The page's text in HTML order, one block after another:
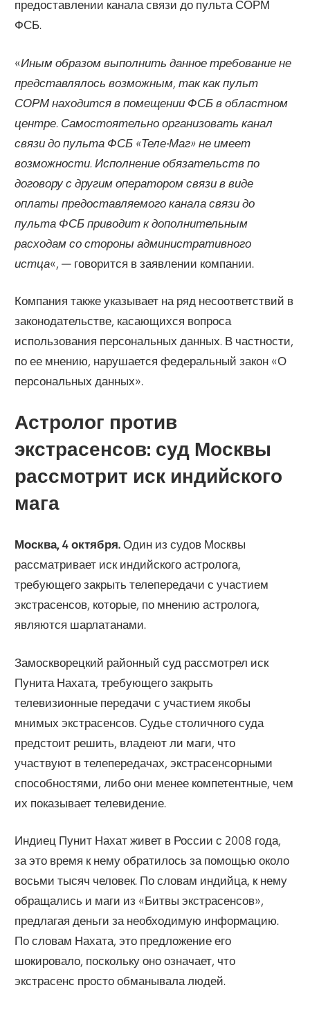
предоставлении канала связи до пульта СОРМ
ФСБ.
«Иным образом выполнить данное требование не
представлялось возможным, так как пульт
СОРМ находится в помещении ФСБ в областном
центре. Самостоятельно организовать канал
связи до пульта ФСБ «Теле-Маг» не имеет
возможности. Исполнение обязательств по
договору с другим оператором связи в виде
оплаты предоставляемого канала связи до
пульта ФСБ приводит к дополнительным
расходам со стороны административного
истца«, — говорится в заявлении компании.
Компания также указывает на ряд несоответствий в
законодательстве, касающихся вопроса
использования персональных данных. В частности,
по ее мнению, нарушается федеральный закон «О
персональных данных».
Астролог против
экстрасенсов: суд Москвы
рассмотрит иск индийского
мага
Москва, 4 октября.Один из судов Москвы
рассматривает иск индийского астролога,
требующего закрыть телепередачи с участием
экстрасенсов, которые, по мнению астролога,
являются шарлатанами.
Замоскворецкий районный суд рассмотрел иск
Пунита Нахата, требующего закрыть
телевизионные передачи с участием якобы
мнимых экстрасенсов. Судье столичного суда
предстоит решить, владеют ли маги, что
участвуют в телепередачах, экстрасенсорными
способностями, либо они менее компетентные, чем
их показывает телевидение.
Индиец Пунит Нахат живет в России с 2008 года,
за это время к нему обратилось за помощью около
восьми тысяч человек. По словам индийца, к нему
обращались и маги из «Битвы экстрасенсов»,
предлагая деньги за необходимую информацию.
По словам Нахата, это предложение его
шокировало, поскольку оно означает, что
экстрасенс просто обманывала людей.